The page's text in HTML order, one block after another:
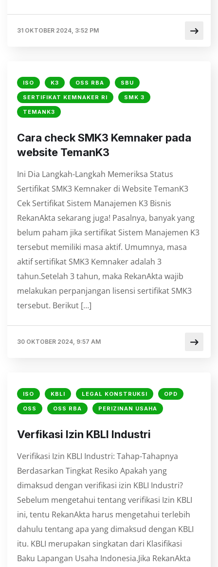
31 OKTOBER 2024, 3:52 PM
ISO K3 OSS RBA SBU
SERTIFIKAT KEMNAKER RI SMK 3
TEMANK3
⁠Cara check SMK3 Kemnaker pada
website TemanK3
Ini Dia Langkah-Langkah Memeriksa Status
Sertifikat SMK3 Kemnaker di Website TemanK3
Cek Sertifikat Sistem Manajemen K3 Bisnis
RekanAkta sekarang juga! Pasalnya, banyak yang
belum paham jika sertifikat Sistem Manajemen K3
tersebut memiliki masa aktif. Umumnya, masa
aktif sertifikat SMK3 Kemnaker adalah 3
tahun.Setelah 3 tahun, maka RekanAkta wajib
melakukan perpanjangan lisensi sertifikat SMK3
tersebut. Berikut […]
30 OKTOBER 2024, 9:57 AM
ISO KBLI LEGAL KONSTRUKSI OPD
OSS OSS RBA PERIZINAN USAHA
⁠Verfikasi Izin KBLI Industri
Verifikasi Izin KBLI Industri: Tahap-Tahapnya
Berdasarkan Tingkat Resiko Apakah yang
dimaksud dengan verifikasi izin KBLI Industri?
Sebelum mengetahui tentang verifikasi Izin KBLI
ini, tentu RekanAkta harus mengetahui terlebih
dahulu tentang apa yang dimaksud dengan KBLI
itu. KBLI merupakan singkatan dari Klasifikasi
Baku Lapangan Usaha Indonesia.Jika RekanAkta